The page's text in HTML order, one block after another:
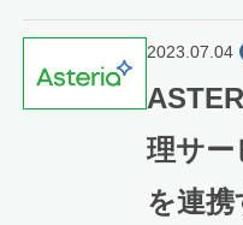
2023.07.04
理サー
を連